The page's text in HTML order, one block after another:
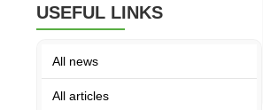
USEFUL LINKS
All news
All articles